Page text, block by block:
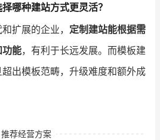
哪种建站方式更灵活？
扩展的企业， 定制建站能根据需
功能，有利于长远发展。而模板建
出模板范畴，升级难度和额外成
推荐经营方案